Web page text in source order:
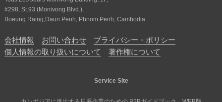
#298, St.93 (Monivong Blvd.),
Boeung Raing,Daun Penh, Phnom Penh, Cambodia
会社情報 お問い合わせ
プライバシー・ポリシー
個人情報の取り扱いについて
著作権について
Service Site